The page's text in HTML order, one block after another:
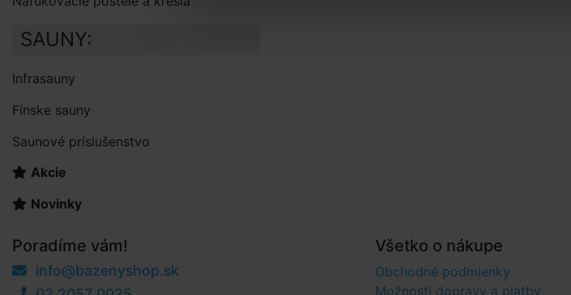
SAUNY:
Infrasauny
Fínske sauny
Saunové príslušenstvo
Akcie
Novinky
Poradíme vám!
info@bazenyshop.sk
Všetko o nákupe
Obchodné podmienky
Možnosti dopravy a platby